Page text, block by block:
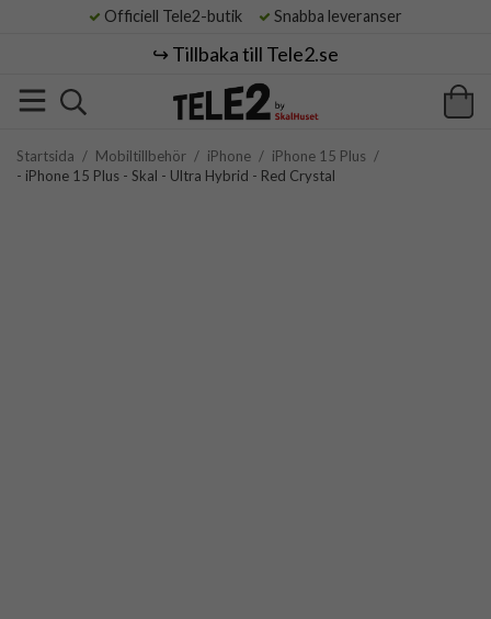
Officiell Tele2-butik Snabba leveranser
↪️ Tillbaka till Tele2.se
Startsida / Mobiltillbehör / iPhone / iPhone 15 Plus /
- iPhone 15 Plus - Skal - Ultra Hybrid - Red Crystal